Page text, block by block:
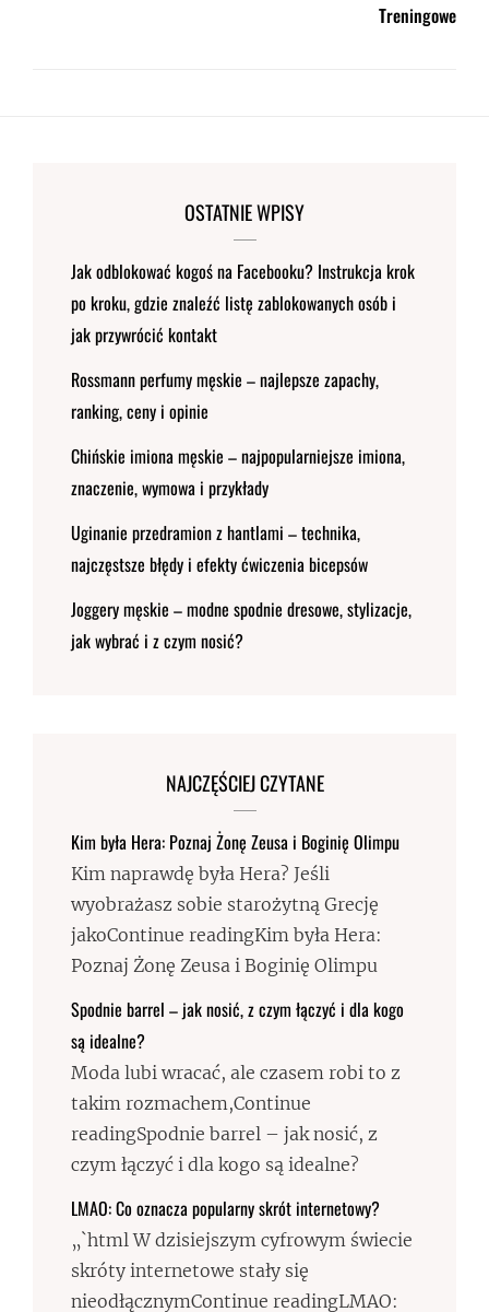
Treningowe
OSTATNIE WPISY
Jak odblokować kogoś na Facebooku? Instrukcja krok
po kroku, gdzie znaleźć listę zablokowanych osób i
jak przywrócić kontakt
Rossmann perfumy męskie – najlepsze zapachy,
ranking, ceny i opinie
Chińskie imiona męskie – najpopularniejsze imiona,
znaczenie, wymowa i przykłady
Uginanie przedramion z hantlami – technika,
najczęstsze błędy i efekty ćwiczenia bicepsów
Joggery męskie – modne spodnie dresowe, stylizacje,
jak wybrać i z czym nosić?
NAJCZĘŚCIEJ CZYTANE
Kim była Hera: Poznaj Żonę Zeusa i Boginię Olimpu
Kim naprawdę była Hera? Jeśli
wyobrażasz sobie starożytną Grecję
jakoContinue readingKim była Hera:
Poznaj Żonę Zeusa i Boginię Olimpu
Spodnie barrel – jak nosić, z czym łączyć i dla kogo
są idealne?
Moda lubi wracać, ale czasem robi to z
takim rozmachem,Continue
readingSpodnie barrel – jak nosić, z
czym łączyć i dla kogo są idealne?
LMAO: Co oznacza popularny skrót internetowy?
„`html W dzisiejszym cyfrowym świecie
skróty internetowe stały się
nieodłącznymContinue readingLMAO: